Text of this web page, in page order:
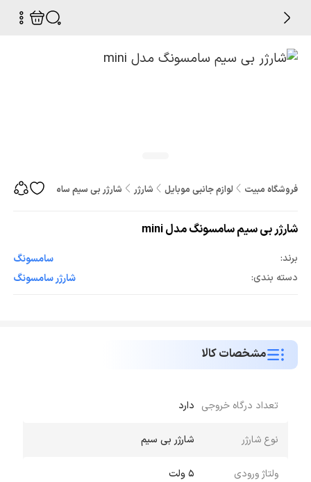
فروشگاه مبیت لوازم جانبی موبایل شارژر شارژر بی سیم سامسونگ مدل mini
شارژر بی سیم سامسونگ مدل mini
برند:
سامسونگ
دسته بندی:
شارژر سامسونگ
مشخصات کالا
تعداد درگاه خروجی دارد
نوع شارژر شارژر بی سیم
ولتاژ ورودی 5 ولت